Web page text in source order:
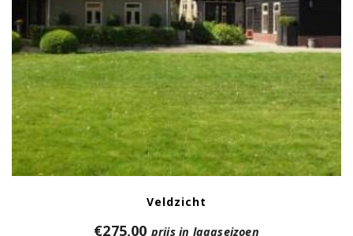
Veldzicht
€275,00 prijs in laagseizoen